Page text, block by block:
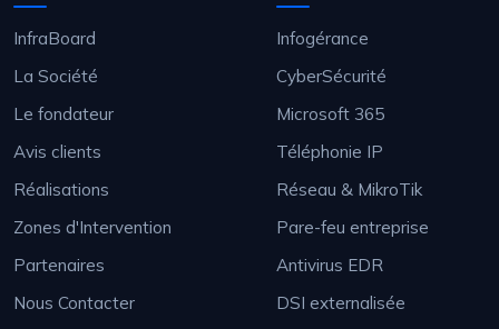
InfraBoard
La Société
Le fondateur
Avis clients
Réalisations
Zones d'Intervention
Partenaires
Nous Contacter
Infogérance
CyberSécurité
Microsoft 365
Téléphonie IP
Réseau & MikroTik
Pare-feu entreprise
Antivirus EDR
DSI externalisée